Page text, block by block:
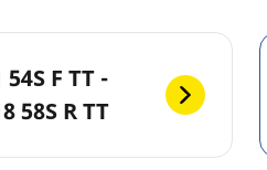
F TT -
58S R TT